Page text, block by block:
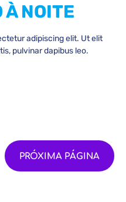
NOITE
adipiscing elit. Ut elit
pulvinar dapibus leo.
PRÓXIMA PÁGINA